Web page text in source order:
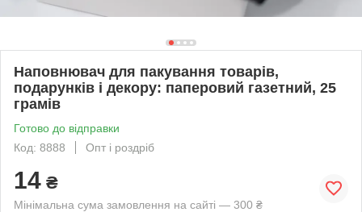
Наповнювач для пакування товарів,
подарунків і декору: паперовий газетний, 25
грамів
Готово до відправки
Код: 8888
Опт і роздріб
14 ₴
Мінімальна сума замовлення на сайті — 300 ₴